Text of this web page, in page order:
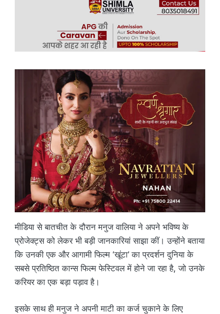
मीडिया से बातचीत के दौरान मनुज वालिया ने अपने भविष्य के
प्रोजेक्ट्स को लेकर भी बड़ी जानकारियां साझा कीं। उन्होंने बताया
कि उनकी एक और आगामी फिल्म ‘खूंटा’ का प्रदर्शन दुनिया के
सबसे प्रतिष्ठित कान्स फिल्म फेस्टिवल में होने जा रहा है, जो उनके
करियर का एक बड़ा पड़ाव है।
इसके साथ ही मनुज ने अपनी माटी का कर्ज चुकाने के लिए